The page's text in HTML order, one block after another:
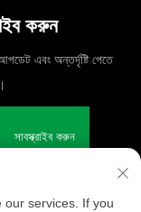
করুন
এবং অন্তর্দৃষ্টি পেতে
সাবস্ক্রাইব করুন
our services. If you